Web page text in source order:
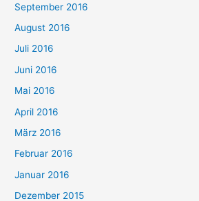
September 2016
August 2016
Juli 2016
Juni 2016
Mai 2016
April 2016
März 2016
Februar 2016
Januar 2016
Dezember 2015